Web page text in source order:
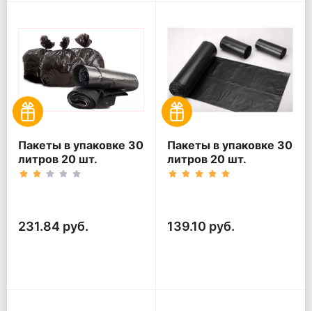
Пакеты в упаковке 30
литров 20 шт.
(20шт*5рул)
231.84 руб.
Пакеты в упаковке 30
литров 20 шт.
(20шт*3рул)
139.10 руб.